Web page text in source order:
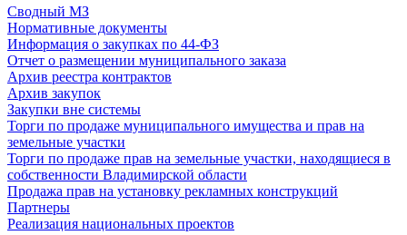
Сводный МЗ
Нормативные документы
Информация о закупках по 44-ФЗ
Отчет о размещении муниципального заказа
Архив реестра контрактов
Архив закупок
Закупки вне системы
Торги по продаже муниципального имущества и прав на
земельные участки
Торги по продаже прав на земельные участки, находящиеся в
собственности Владимирской области
Продажа прав на установку рекламных конструкций
Партнеры
Реализация национальных проектов